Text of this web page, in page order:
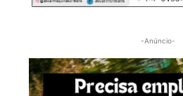
-Anúncio-